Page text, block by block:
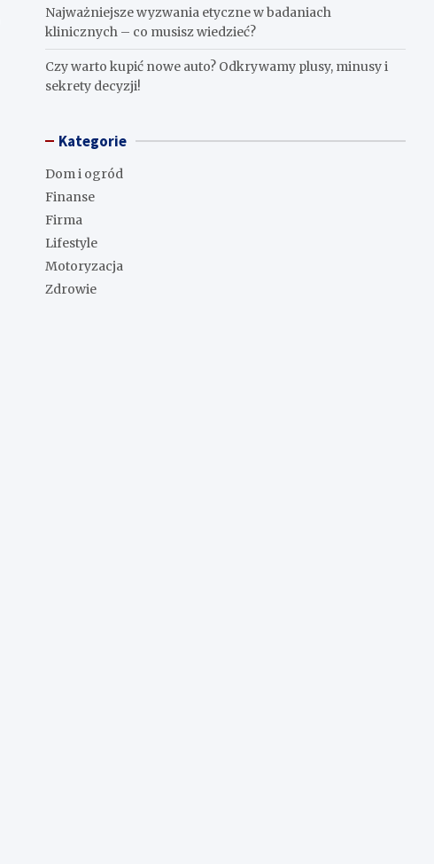
Najważniejsze wyzwania etyczne w badaniach
klinicznych – co musisz wiedzieć?
Czy warto kupić nowe auto? Odkrywamy plusy, minusy i
sekrety decyzji!
Kategorie
Dom i ogród
Finanse
Firma
Lifestyle
Motoryzacja
Zdrowie